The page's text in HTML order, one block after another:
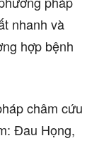
nhanh và
hợp bệnh
châm cứu
Đau Họng,